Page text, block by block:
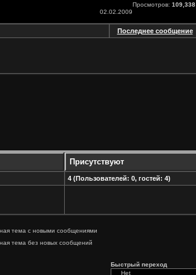
Просмотров: 109,338
02.02.2009
Последнее сообщение
Присутствуют
4 (Пользователей: 0, гостей: 4)
тема с новыми сообщениями
тема без новых сообщений
Быстрый переход